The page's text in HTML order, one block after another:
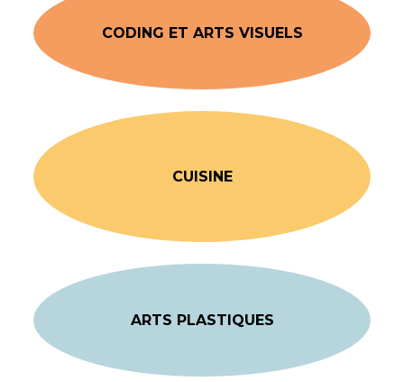
CODING ET ARTS VISUELS
CUISINE
ARTS PLASTIQUES